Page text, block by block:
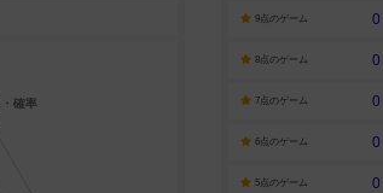
9点のゲーム 0
8点のゲーム 0
7点のゲーム 0
6点のゲーム 0
5点のゲーム 0